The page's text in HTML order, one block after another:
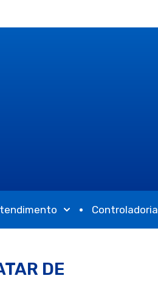
Controladoria
DE